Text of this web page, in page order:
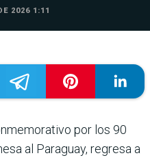
2026 1:11
por los 90
al Paraguay, regresa a